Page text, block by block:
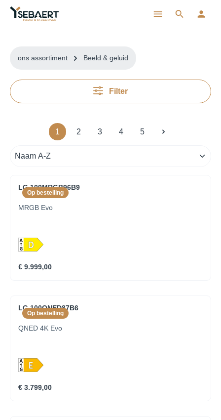
ons assortiment Beeld & geluid
Filter
1 2 3 4 5
Op bestelling
LG 100MRGB96B9
MRGB Evo
€ 9.999,00
Op bestelling
LG 100QNED87B6
QNED 4K Evo
€ 3.799,00